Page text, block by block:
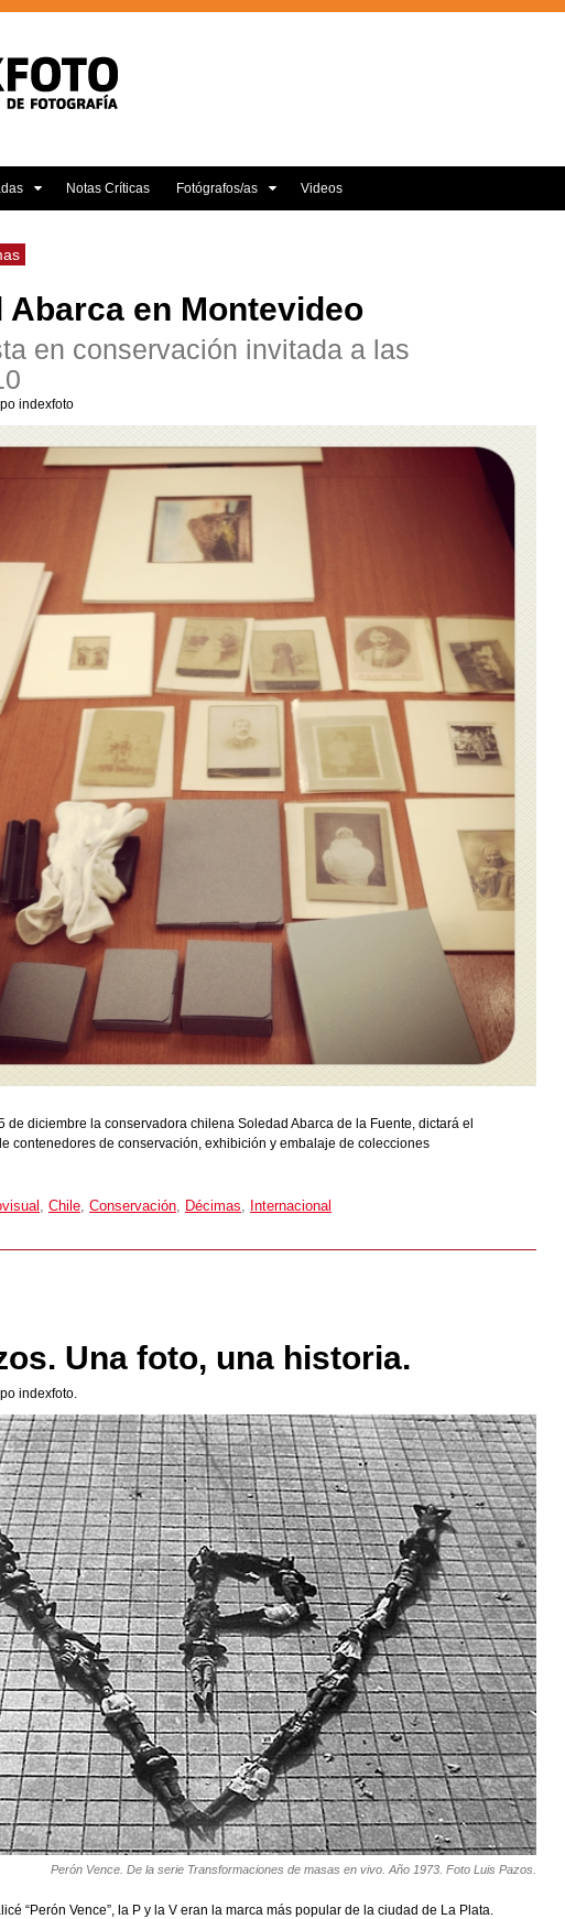
Notas Críticas Fotógrafos/as Videos
Abarca en Montevideo
en conservación invitada a las
indexfoto
de diciembre la conservadora chilena Soledad Abarca de la Fuente, dictará el
contenedores de conservación, exhibición y embalaje de colecciones
, Chile, Conservación, Décimas, Internacional
Una foto, una historia.
indexfoto.
Perón Vence. De la serie Transformaciones de masas en vivo. Año 1973. Foto Luis Pazos.
“Perón Vence”, la P y la V eran la marca más popular de la ciudad de La Plata.